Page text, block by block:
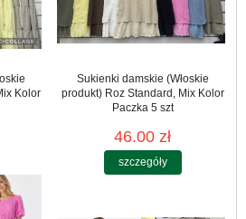
Kolor
Sukienki damskie (Włoskie
produkt) Roz Standard, Mix Kolor
Paczka 5 szt
46.00 zł
szczegóły